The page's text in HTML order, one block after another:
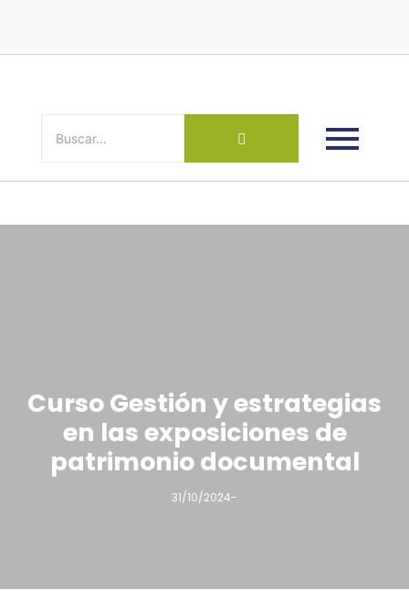
Curso Gestión y estrategias
en las exposiciones de
patrimonio documental
31/10/2024-